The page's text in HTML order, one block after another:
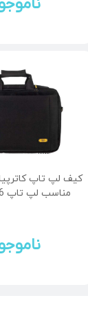
مناسب لپ تاپ 15.6 اینچی